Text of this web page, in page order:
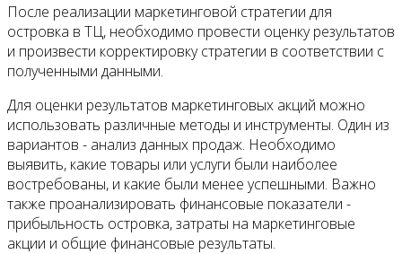
После реализации маркетинговой стратегии для
островка в ТЦ, необходимо провести оценку результатов
и произвести корректировку стратегии в соответствии с
полученными данными.
Для оценки результатов маркетинговых акций можно
использовать различные методы и инструменты. Один из
вариантов - анализ данных продаж. Необходимо
выявить, какие товары или услуги были наиболее
востребованы, и какие были менее успешными. Важно
также проанализировать финансовые показатели -
прибыльность островка, затраты на маркетинговые
акции и общие финансовые результаты.